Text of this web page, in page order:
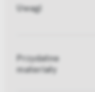
Uwagi
Przydatne
materiały